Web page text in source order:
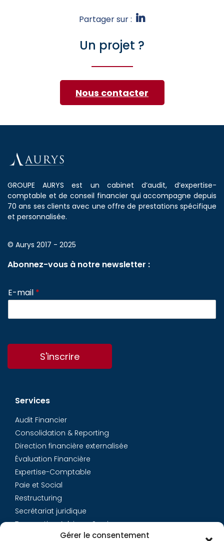
Gérer le consentement
Partager sur :
Un projet ?
Nous contacter
GROUPE AURYS est un cabinet d’audit, d’expertise-
comptable et de conseil financier qui accompagne depuis
70 ans ses clients avec une offre de prestations spécifique
et personnalisée.
© Aurys 2017 - 2025
Abonnez-vous à notre newsletter :
E-mail *
S'inscrire
Services
Audit Financier
Consolidation & Reporting
Direction financière externalisée
Évaluation Financière
Expertise-Comptable
Paie et Social
Restructuring
Secrétariat juridique
Transaction Advisory Services